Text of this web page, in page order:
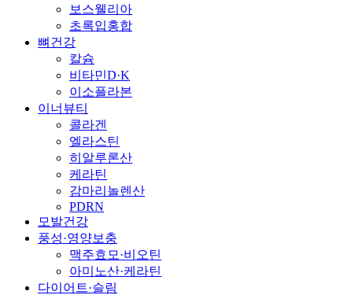
보스웰리아
초록입홍합
뼈건강
칼슘
비타민D·K
이소플라본
이너뷰티
콜라겐
엘라스틴
히알루론산
케라틴
감마리놀렌산
PDRN
모발건강
풍성·영양보충
맥주효모·비오틴
아미노산·케라틴
다이어트·슬림